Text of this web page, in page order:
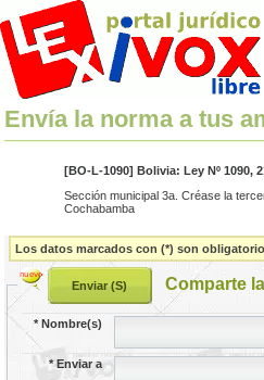
Envía la norma a tus
[BO-L-1090] Bolivia: Ley Nº 1090,
Sección municipal 3a. Créase la
Cochabamba
Los datos marcados con (*) son
Comparte
*Nombre(s)
*Enviar a